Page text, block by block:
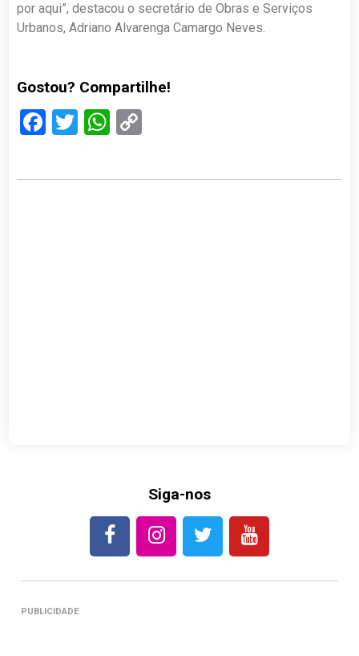
por aqui”, destacou o secretário de Obras e Serviços
Urbanos, Adriano Alvarenga Camargo Neves.
Gostou? Compartilhe!
Facebook
TwitterWhatsApp
Siga-nos
PUBLICIDADE